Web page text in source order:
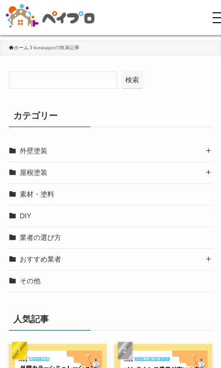
ホーム kurasapoの執筆記事
検索
カテゴリー
外壁塗装 
屋根塗装 
素材・塗料
DIY
業者の選び方
おすすめ業者 
その他
人気記事